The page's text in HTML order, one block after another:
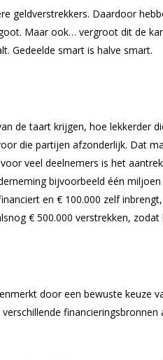
geldverstrekkers. Daardoor
Maar ook… vergroot dit de
Gedeelde smart is halve smart.
de taart krijgen, hoe lekkerder
die partijen afzonderlijk. Dat
veel deelnemers is het
bijvoorbeeld één
en € 100.000 zelf
€ 500.000 verstrekken,
door een bewuste keuze